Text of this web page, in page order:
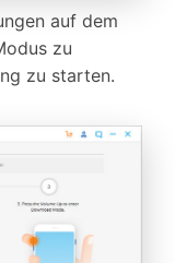
auf dem
zu
zu starten.